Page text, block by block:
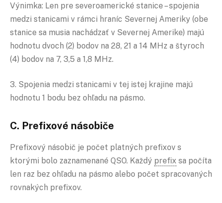
Výnimka: Len pre severoamerické stanice – spojenia
medzi stanicami v rámci hraníc Severnej Ameriky (obe
stanice sa musia nachádzať v Severnej Amerike) majú
hodnotu dvoch (2) bodov na 28, 21 a 14 MHz a štyroch
(4) bodov na 7, 3,5 a 1,8 MHz.
3. Spojenia medzi stanicami v tej istej krajine majú
hodnotu 1 bodu bez ohľadu na pásmo.
C. Prefixové násobiče
Prefixový násobič je počet platných prefixov s
ktorými bolo zaznamenané QSO. Každý prefix sa počíta
len raz bez ohľadu na pásmo alebo počet spracovaných
rovnakých prefixov.